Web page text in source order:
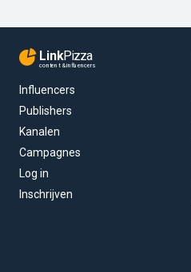
LinkPizza
content & influencers
Influencers
Publishers
Kanalen
Campagnes
Log in
Inschrijven